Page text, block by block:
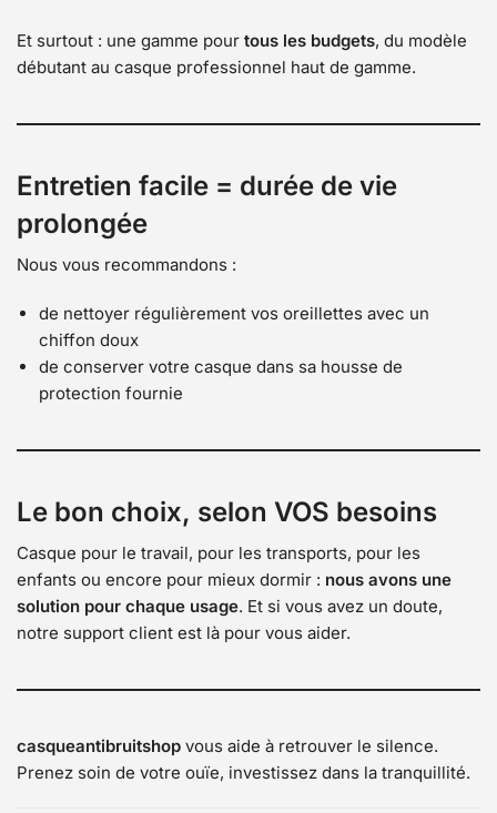
Et surtout : une gamme pour tous les budgets, du modèle
débutant au casque professionnel haut de gamme.
Entretien facile = durée de vie
prolongée
Nous vous recommandons :
de nettoyer régulièrement vos oreillettes avec un
chiffon doux
de conserver votre casque dans sa housse de
protection fournie
Le bon choix, selon VOS besoins
Casque pour le travail, pour les transports, pour les
enfants ou encore pour mieux dormir : nous avons une
solution pour chaque usage. Et si vous avez un doute,
notre support client est là pour vous aider.
casqueantibruitshop vous aide à retrouver le silence.
Prenez soin de votre ouïe, investissez dans la tranquillité.